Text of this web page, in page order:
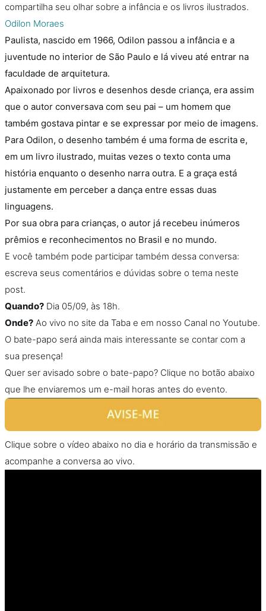
compartilha seu olhar sobre a infância e os livros ilustrados.
Odilon Moraes
Paulista, nascido em 1966, Odilon passou a infância e a
juventude no interior de São Paulo e lá viveu até entrar na
faculdade de arquitetura.
Apaixonado por livros e desenhos desde criança, era assim
que o autor conversava com seu pai – um homem que
também gostava pintar e se expressar por meio de imagens.
Para Odilon, o desenho também é uma forma de escrita e,
em um livro ilustrado, muitas vezes o texto conta uma
história enquanto o desenho narra outra. E a graça está
justamente em perceber a dança entre essas duas
linguagens.
Por sua obra para crianças, o autor já recebeu inúmeros
prêmios e reconhecimentos no Brasil e no mundo.
E você também pode participar também dessa conversa:
escreva seus comentários e dúvidas sobre o tema neste
post.
Quando? Dia 05/09, às 18h.
Onde? Ao vivo no site da Taba e em nosso Canal no Youtube.
O bate-papo será ainda mais interessante se contar com a
sua presença!
Quer ser avisado sobre o bate-papo? Clique no botão abaixo
que lhe enviaremos um e-mail horas antes do evento.
Clique sobre o vídeo abaixo no dia e horário da transmissão e
acompanhe a conversa ao vivo.